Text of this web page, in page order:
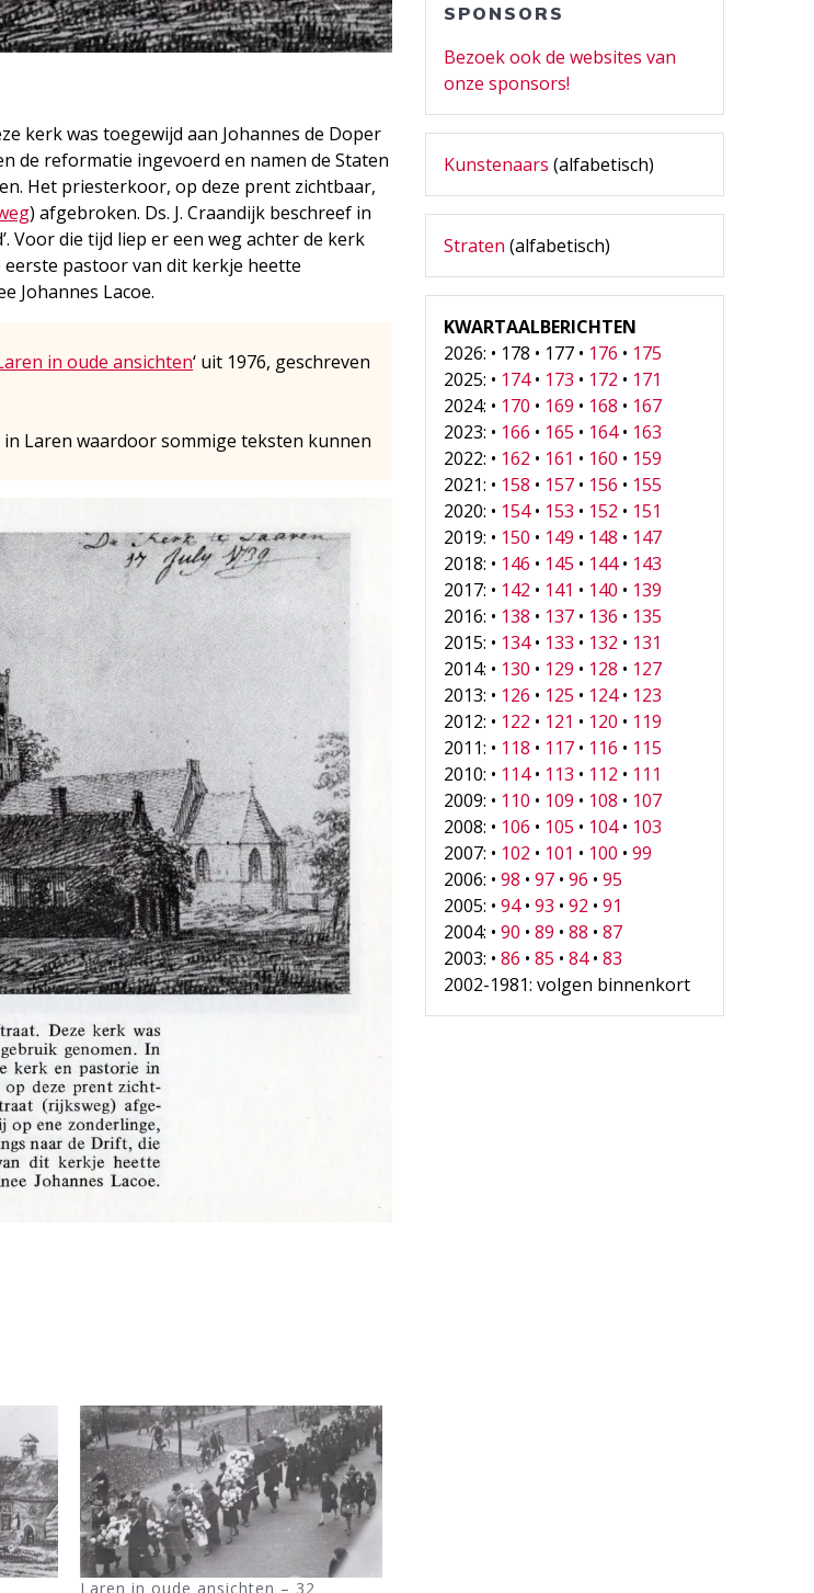
kerk was toegewijd aan Johannes de Doper
de reformatie ingevoerd en namen de Staten
Het priesterkoor, op deze prent zichtbaar,
) afgebroken. Ds. J. Craandijk beschreef in
Voor die tijd liep er een weg achter de kerk
pastoor van dit kerkje heette
Johannes Lacoe.
in oude ansichten‘ uit 1976, geschreven
in Laren waardoor sommige teksten kunnen
Laren in oude ansichten – 32
SPONSORS
Bezoek ook de websites van
onze sponsors!
Kunstenaars (alfabetisch)
Straten (alfabetisch)
KWARTAALBERICHTEN
2026: • 178 • 177 • 176 • 175
2025: • 174• 173 • 172 • 171
2024: • 170 • 169 • 168 • 167
2023: • 166 • 165 • 164• 163
2022: • 162 • 161 • 160 • 159
2021: • 158 • 157 • 156 • 155
2020: • 154• 153 • 152 • 151
2019: • 150 • 149 • 148 • 147
2018: • 146 • 145 • 144• 143
2017: • 142 • 141 • 140 • 139
2016: • 138 • 137 • 136 • 135
2015: • 134• 133 • 132 • 131
2014: • 130 • 129 • 128 • 127
2013: • 126 • 125 • 124• 123
2012: • 122 • 121 • 120 • 119
2011: • 118 • 117 • 116 • 115
2010: • 114• 113 • 112 • 111
2009: • 110 • 109 • 108 • 107
2008: • 106 • 105 • 104• 103
2007: • 102 • 101 • 100 •99
2006: •98 •97 •96 •95
2005: •94•93 •92 •91
2004: •90 •89 •88 •87
2003: •86 •85 •84•83
2002-1981: volgen binnenkort